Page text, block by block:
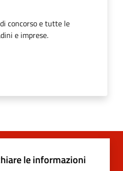
concorso e tutte le
e imprese.
le informazioni